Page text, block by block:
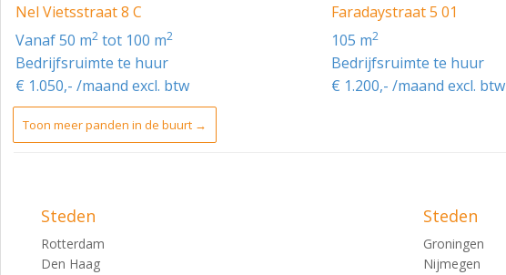
Nel Vietsstraat 8 C
vanaf 50 m2 tot 100 m2
Bedrijfsruimte te huur
€ 1.050,- /maand excl. btw
Faradaystraat 5 01
105 m2
Bedrijfsruimte te huur
€ 1.200,- /maand excl. btw
Toon meer panden in de buurt →
Steden
Rotterdam
Den Haag
Steden
Groningen
Nijmegen